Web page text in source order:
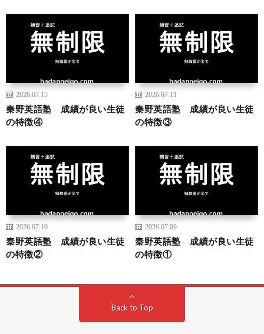
2026.07.15
秦野英語塾 成績が良い生徒
の特徴④
2026.07.11
秦野英語塾 成績が良い生徒
の特徴③
2026.07.10
秦野英語塾 成績が良い生徒
の特徴②
2026.07.09
秦野英語塾 成績が良い生徒
の特徴①
Back to Top